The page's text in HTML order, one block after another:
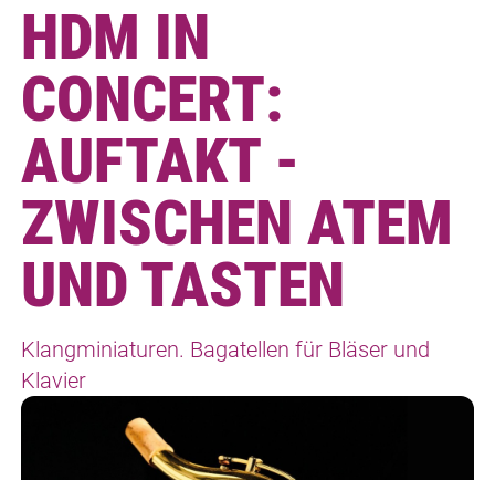
HDM IN
CONCERT:
AUFTAKT -
ZWISCHEN ATEM
UND TASTEN
Klangminiaturen. Bagatellen für Bläser und
Klavier